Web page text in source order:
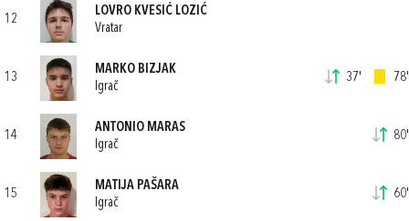
12
LOVRO KVESIĆ LOZIĆ
Vratar
13
MARKO BIZJAK
Igrač
37' 78'
14
ANTONIO MARAS
Igrač
80'
15
MATIJA PAŠARA
Igrač
60'